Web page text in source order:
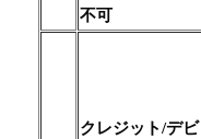
不可
クレジット/デビ